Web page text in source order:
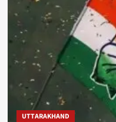
UTTARAKHAND